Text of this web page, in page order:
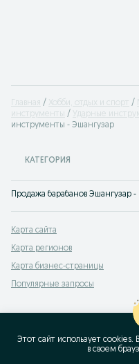
Главная Хобби, отдых и спорт
инструменты
Ударные
инструменты - Эшангузар
КАТЕГОРИЯ
Продажа барабанов Эшангузар
Карта сайта
Карта регионов
Карта бизнес-страницы
Популярные запросы
Этот сайт использует
в своeм